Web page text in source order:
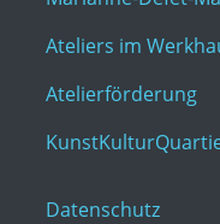
Ateliers im
Atelierförderung
Datenschutz